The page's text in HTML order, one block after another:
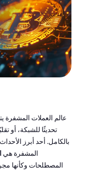
عالم العملات المشفرة
تحديثًا للشبكة، أو
بالكامل. أحد أبرز
المشفرة هي
المصطلحات وكأنها